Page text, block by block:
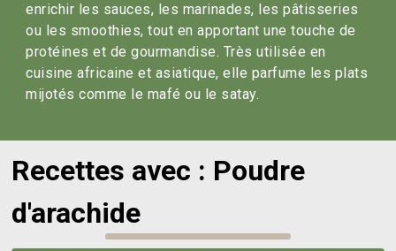
enrichir les sauces, les marinades, les pâtisseries
ou les smoothies, tout en apportant une touche de
protéines et de gourmandise. Très utilisée en
cuisine africaine et asiatique, elle parfume les plats
mijotés comme le mafé ou le satay.
Recettes avec : Poudre
d'arachide